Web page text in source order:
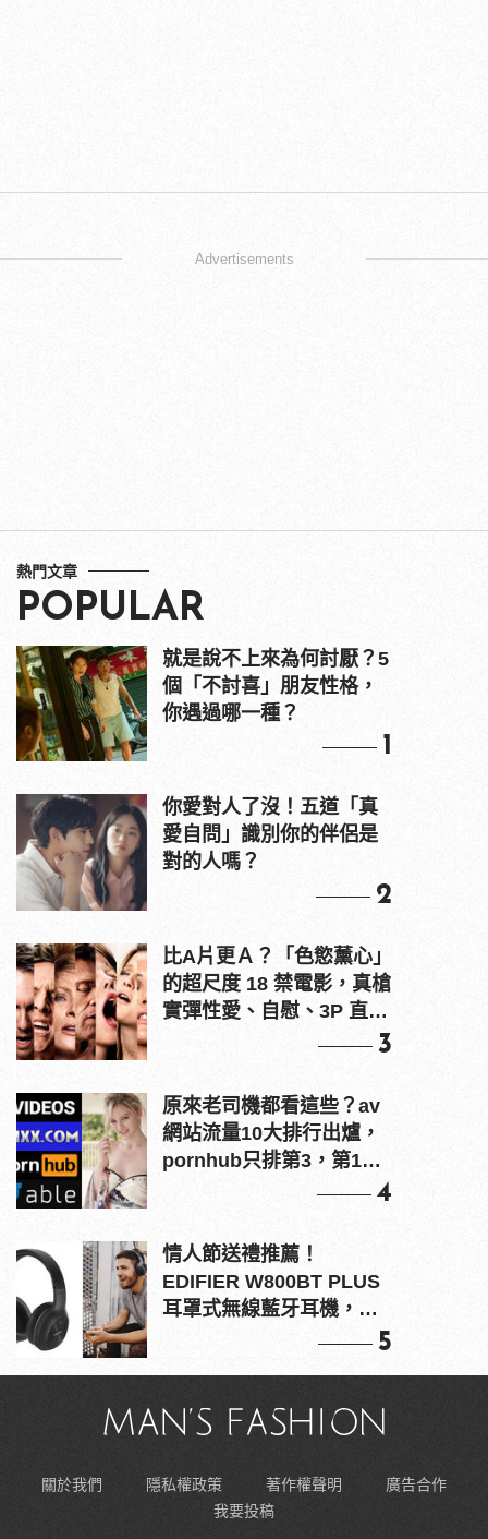
Advertisements
熱門文章
POPULAR
就是說不上來為何討厭？5
個「不討喜」朋友性格，
你遇過哪一種？
1
你愛對人了沒！五道「真
愛自問」識別你的伴侶是
對的人嗎？
2
比A片更Ａ？「色慾薰心」
的超尺度 18 禁電影，真槍
實彈性愛、自慰、3P 直接
3
原來老司機都看這些？av
網站流量10大排行出爐，
pornhub只排第3，第1名
4
情人節送禮推薦！
EDIFIER W800BT PLUS
耳罩式無線藍牙耳機，在
5
關於我們 隱私權政策 著作權聲明
廣告合作
我要投稿